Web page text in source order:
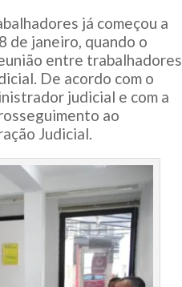
já começou a
de janeiro, quando o
entre trabalhadores
De acordo com o
judicial e com a
ao
Judicial.